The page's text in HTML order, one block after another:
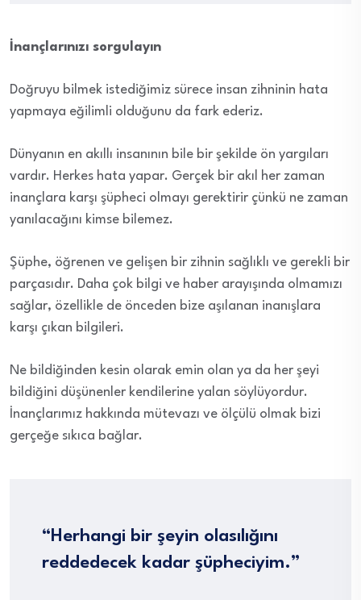
İnançlarınızı sorgulayın
Doğruyu bilmek istediğimiz sürece insan zihninin hata
yapmaya eğilimli olduğunu da fark ederiz.
Dünyanın en akıllı insanının bile bir şekilde ön yargıları
vardır. Herkes hata yapar. Gerçek bir akıl her zaman
inançlara karşı şüpheci olmayı gerektirir çünkü ne zaman
yanılacağını kimse bilemez.
Şüphe, öğrenen ve gelişen bir zihnin sağlıklı ve gerekli bir
parçasıdır. Daha çok bilgi ve haber arayışında olmamızı
sağlar, özellikle de önceden bize aşılanan inanışlara
karşı çıkan bilgileri.
Ne bildiğinden kesin olarak emin olan ya da her şeyi
bildiğini düşünenler kendilerine yalan söylüyordur.
İnançlarımız hakkında mütevazı ve ölçülü olmak bizi
gerçeğe sıkıca bağlar.
“Herhangi bir şeyin olasılığını
reddedecek kadar şüpheciyim.”